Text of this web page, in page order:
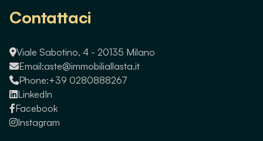
Contattaci
Viale Sabotino, 4 - 20135 Milano
Email:aste@immobiliallasta.it
Phone:+39 0280888267
LinkedIn
Facebook
Instagram